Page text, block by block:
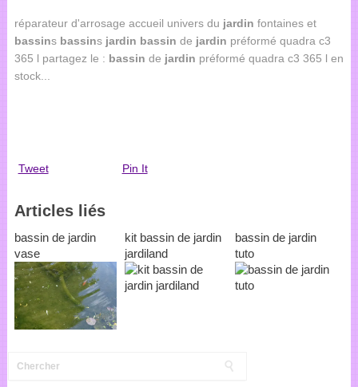
réparateur d'arrosage accueil univers du jardin fontaines et
bassins bassins jardin bassin de jardin préformé quadra c3
365 l partagez le : bassin de jardin préformé quadra c3 365 l en
stock...
Tweet Pin It
Articles liés
bassin de jardin
vase
kit bassin de jardin
jardiland
bassin de jardin
tuto